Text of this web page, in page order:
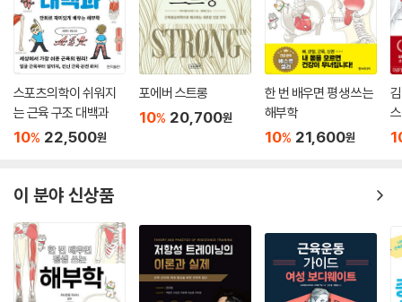
다 몸짱이다. 셋째, 유행과 SNS에 휩쓸리지 마라. ‘쉽게 근육을 만드는 마
법의 운동법’, ‘배부르게 먹고도 살이 빠지는 다이어트’ 등등은 이 바닥에서
식상하다 못해 지겹게 만나는 빤한 거짓말인데도 누군가는 계속 속는다.
장담하지만 어차피 몇 년 못 간다. 그런 유행은 검증이 될 때까지의 시차를
이용해 치고 빠지는 상술이다.
--- 「후기 | 읽느라 수고했다」 중에서
스포츠의학이 쉬워지
는 근육 구조 대백과
10% 22,500원
포에버 스트롱
10% 20,700원
한 번 배우면 평생 쓰는
해부학
10% 21,600원
이 분야 신상품